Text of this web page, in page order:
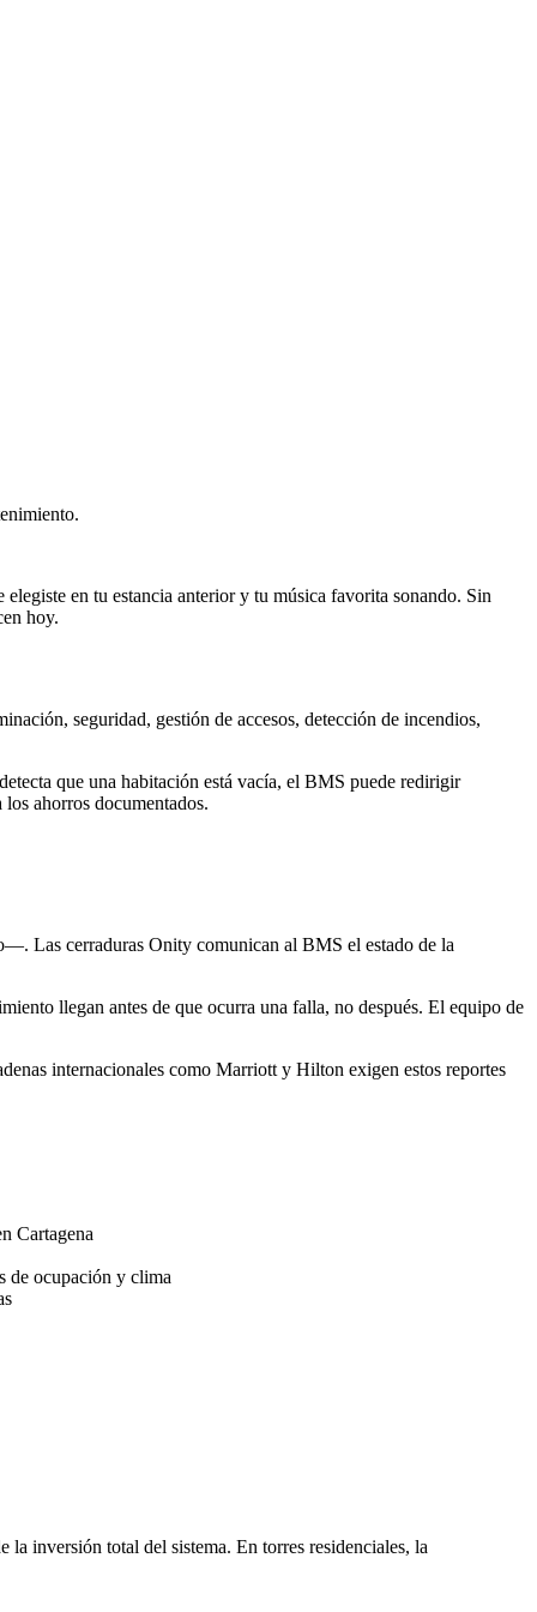
en tu estancia anterior y tu música favorita sonando. Sin
hoy.
seguridad, gestión de accesos, detección de incendios,
que una habitación está vacía, el BMS puede redirigir
ahorros documentados.
Las cerraduras Onity comunican al BMS el estado de la
llegan antes de que ocurra una falla, no después. El equipo de
internacionales como Marriott y Hilton exigen estos reportes
Cartagena
de ocupación y clima
inversión total del sistema. En torres residenciales, la